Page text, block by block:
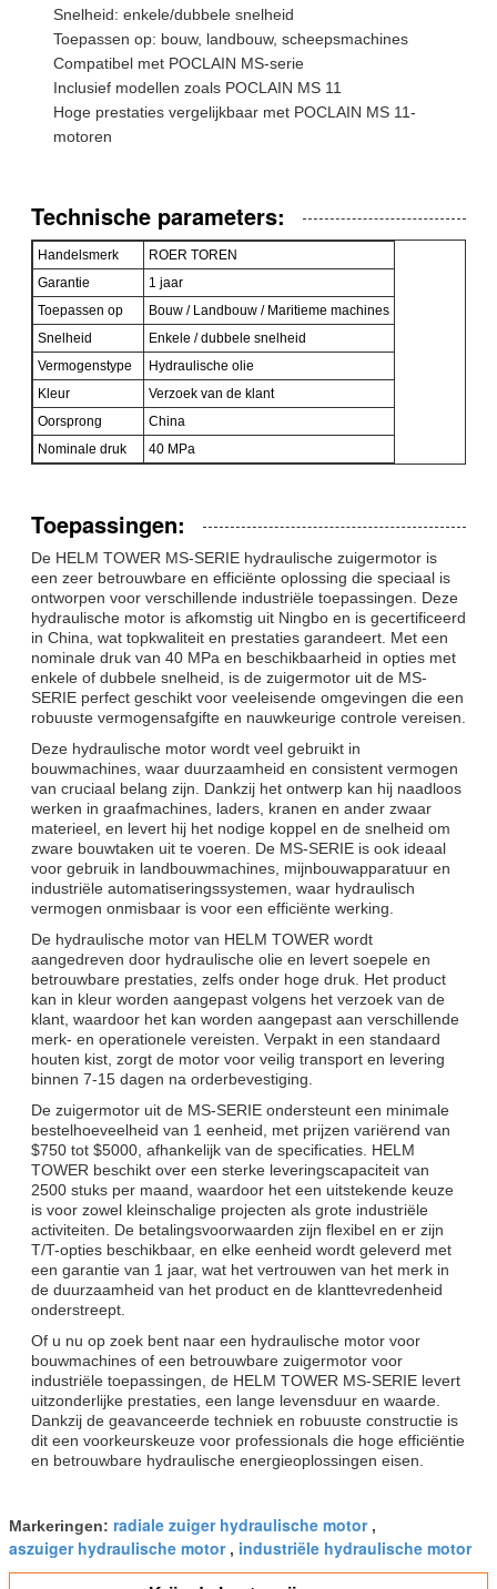
Snelheid: enkele/dubbele snelheid
Toepassen op: bouw, landbouw, scheepsmachines
Compatibel met POCLAIN MS-serie
Inclusief modellen zoals POCLAIN MS 11
Hoge prestaties vergelijkbaar met POCLAIN MS 11-
motoren
Technische parameters:
Handelsmerk
ROER TOREN
Garantie
1 jaar
Toepassen op
Bouw / Landbouw / Maritieme machines
Snelheid
Enkele / dubbele snelheid
Vermogenstype
Hydraulische olie
Kleur
Verzoek van de klant
Oorsprong
China
Nominale druk
40 MPa
Toepassingen:
De HELM TOWER MS-SERIE hydraulische zuigermotor is
een zeer betrouwbare en efficiënte oplossing die speciaal is
ontworpen voor verschillende industriële toepassingen. Deze
hydraulische motor is afkomstig uit Ningbo en is gecertificeerd
in China, wat topkwaliteit en prestaties garandeert. Met een
nominale druk van 40 MPa en beschikbaarheid in opties met
enkele of dubbele snelheid, is de zuigermotor uit de MS-
SERIE perfect geschikt voor veeleisende omgevingen die een
robuuste vermogensafgifte en nauwkeurige controle vereisen.
Deze hydraulische motor wordt veel gebruikt in
bouwmachines, waar duurzaamheid en consistent vermogen
van cruciaal belang zijn. Dankzij het ontwerp kan hij naadloos
werken in graafmachines, laders, kranen en ander zwaar
materieel, en levert hij het nodige koppel en de snelheid om
zware bouwtaken uit te voeren. De MS-SERIE is ook ideaal
voor gebruik in landbouwmachines, mijnbouwapparatuur en
industriële automatiseringssystemen, waar hydraulisch
vermogen onmisbaar is voor een efficiënte werking.
De hydraulische motor van HELM TOWER wordt
aangedreven door hydraulische olie en levert soepele en
betrouwbare prestaties, zelfs onder hoge druk. Het product
kan in kleur worden aangepast volgens het verzoek van de
klant, waardoor het kan worden aangepast aan verschillende
merk- en operationele vereisten. Verpakt in een standaard
houten kist, zorgt de motor voor veilig transport en levering
binnen 7-15 dagen na orderbevestiging.
De zuigermotor uit de MS-SERIE ondersteunt een minimale
bestelhoeveelheid van 1 eenheid, met prijzen variërend van
$750 tot $5000, afhankelijk van de specificaties. HELM
TOWER beschikt over een sterke leveringscapaciteit van
2500 stuks per maand, waardoor het een uitstekende keuze
is voor zowel kleinschalige projecten als grote industriële
activiteiten. De betalingsvoorwaarden zijn flexibel en er zijn
T/T-opties beschikbaar, en elke eenheid wordt geleverd met
een garantie van 1 jaar, wat het vertrouwen van het merk in
de duurzaamheid van het product en de klanttevredenheid
onderstreept.
Of u nu op zoek bent naar een hydraulische motor voor
bouwmachines of een betrouwbare zuigermotor voor
industriële toepassingen, de HELM TOWER MS-SERIE levert
uitzonderlijke prestaties, een lange levensduur en waarde.
Dankzij de geavanceerde techniek en robuuste constructie is
dit een voorkeurskeuze voor professionals die hoge efficiëntie
en betrouwbare hydraulische energieoplossingen eisen.
Markeringen: radiale zuiger hydraulische motor,
aszuiger hydraulische motor, industriële hydraulische motor